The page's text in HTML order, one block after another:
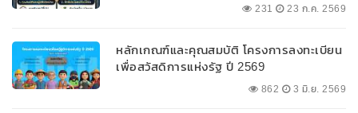
231 23 ก.ค. 2569
หลักเกณฑ์และคุณสมบัติ โครงการลงทะเบียน
เพื่อสวัสดิการแห่งรัฐ ปี 2569
862 3 มิ.ย. 2569